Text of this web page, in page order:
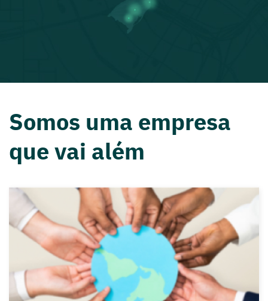
Somos uma empresa
que vai além